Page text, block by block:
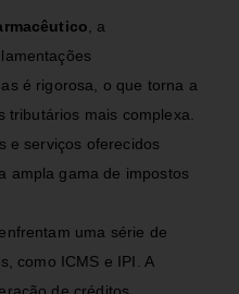
, a
é rigorosa, o que torna a
tributários mais complexa.
e serviços oferecidos
ampla gama de impostos
enfrentam uma série de
como ICMS e IPI. A